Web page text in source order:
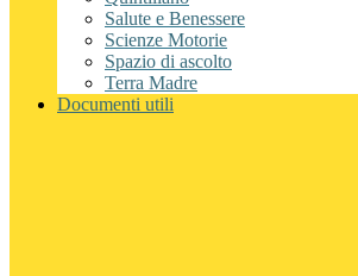
Salute e Benessere
Scienze Motorie
Spazio di ascolto
Terra Madre
Documenti utili